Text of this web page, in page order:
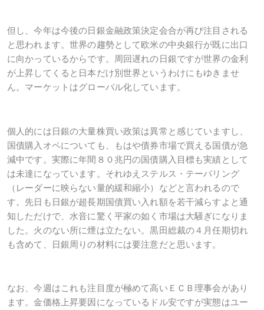
但し、今年は今後の日銀金融政策決定会合が再び注目される
と思われます。世界の趨勢として欧米の中央銀行が既に出口
に向かっているからです。周回遅れの日銀ですが世界の金利
が上昇してくると日本だけ別世界というわけにもゆきませ
ん。マーケットはグローバル化しています。
個人的には日銀の大量株買い政策は異常と感じていますし、
国債購入オペについても、もはや債券市場で買える国債が急
減中です。実際に年間８０兆円の国債購入目標も実績として
は未達になっています。それゆえステルス・テーパリング
（レーダーに映らない量的緩和縮小）などと言われるので
す。先日も日銀が超長期国債買い入れ額を若干減らすよと通
知しただけで、水音に驚く平家の如く市場は大騒ぎになりま
した。火のない所に煙は立たない。黒田総裁の４月任期切れ
も含めて、日銀周りの材料には要注意だと思います。
なお、今週はこれも注目度が極めて高いＥＣＢ理事会があり
ます。金価格上昇要因になっているドル安ですが実態はユー